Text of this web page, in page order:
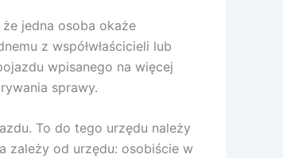
jedna osoba okaże
z współwłaścicieli lub
wpisanego na więcej
sprawy.
To do tego urzędu należy
zależy od urzędu: osobiście w